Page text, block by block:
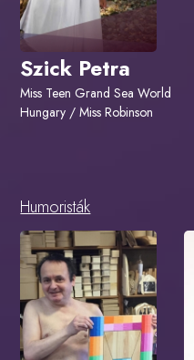
Szick Petra
Miss Teen Grand Sea World
Hungary / Miss Robinson
Humoristák